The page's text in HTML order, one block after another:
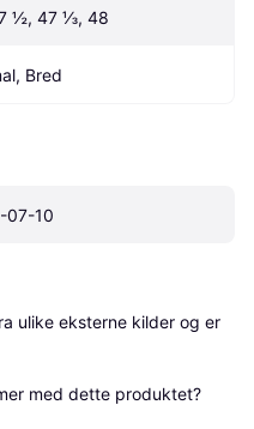
½, 47 ⅓, 48
Bred
07-10
ulike eksterne kilder og er
med dette produktet?